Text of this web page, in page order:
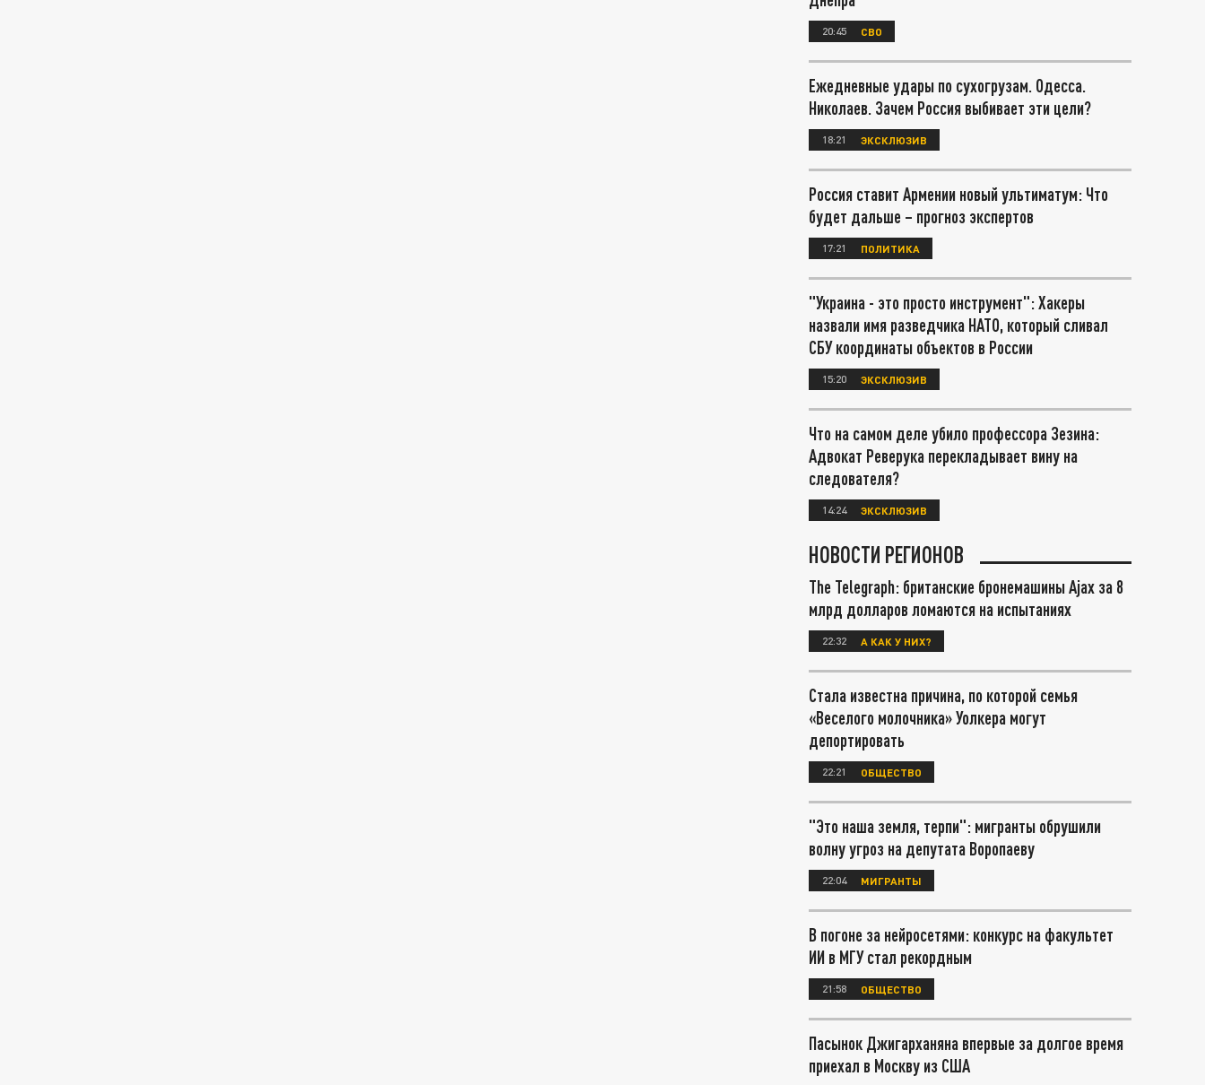
20:45 СВО
Ежедневные удары по сухогрузам. Одесса.
Николаев. Зачем Россия выбивает эти цели?
18:21 ЭКСКЛЮЗИВ
Россия ставит Армении новый ультиматум: Что
будет дальше – прогноз экспертов
17:21 ПОЛИТИКА
"Украина - это просто инструмент": Хакеры
назвали имя разведчика НАТО, который сливал
СБУ координаты объектов в России
15:20 ЭКСКЛЮЗИВ
Что на самом деле убило профессора Зезина:
Адвокат Реверука перекладывает вину на
следователя?
14:24 ЭКСКЛЮЗИВ
НОВОСТИ РЕГИОНОВ
The Telegraph: британские бронемашины Ajax за 8
млрд долларов ломаются на испытаниях
22:32 А КАК У НИХ?
Стала известна причина, по которой семья
«Веселого молочника» Уолкера могут
депортировать
22:21 ОБЩЕСТВО
"Это наша земля, терпи": мигранты обрушили
волну угроз на депутата Воропаеву
22:04 МИГРАНТЫ
В погоне за нейросетями: конкурс на факультет
ИИ в МГУ стал рекордным
21:58 ОБЩЕСТВО
Пасынок Джигарханяна впервые за долгое время
приехал в Москву из США